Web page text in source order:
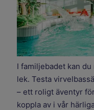
I familjebadet kan
lek. Testa
– ett roligt äventyr
koppla av i vår